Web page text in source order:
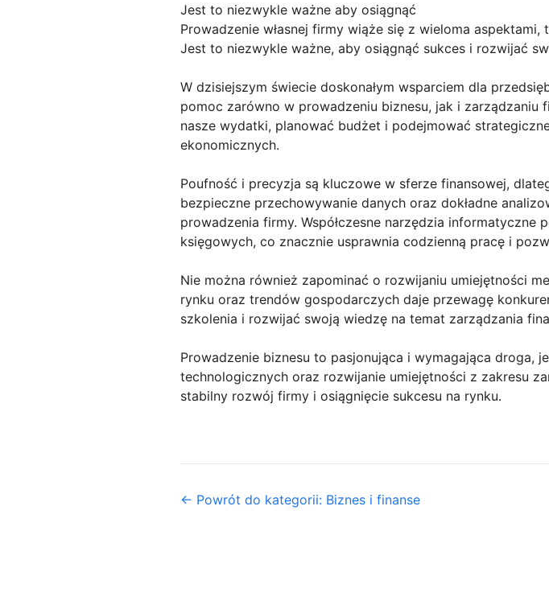
Jest to niezwykle ważne aby osiągnąć
Prowadzenie własnej firmy wiąże się z wieloma
Jest to niezwykle ważne, aby osiągnąć sukces i rozwijać
W dzisiejszym świecie doskonałym wsparciem dla
pomoc zarówno w prowadzeniu biznesu, jak i zarządzaniu
nasze wydatki, planować budżet i podejmować
ekonomicznych.
Poufność i precyzja są kluczowe w sferze finansowej,
bezpieczne przechowywanie danych oraz dokładne
prowadzenia firmy. Współczesne narzędzia
księgowych, co znacznie usprawnia codzienną pracę i
Nie można również zapominać o rozwijaniu umiejętności
rynku oraz trendów gospodarczych daje przewagę
szkolenia i rozwijać swoją wiedzę na temat zarządzania
Prowadzenie biznesu to pasjonująca i wymagająca droga,
technologicznych oraz rozwijanie umiejętności z zakresu
stabilny rozwój firmy i osiągnięcie sukcesu na rynku.
← Powrót do kategorii: Biznes i finanse